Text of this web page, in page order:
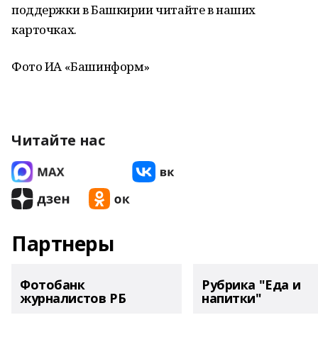
поддержки в Башкирии читайте в наших
карточках.
Фото ИА «Башинформ»
Читайте нас
Партнеры
Фотобанк
журналистов РБ
Рубрика "Еда и
напитки"